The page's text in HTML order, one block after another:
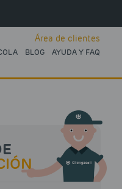
BLOG AYUDA Y FAQ
Área de clientes